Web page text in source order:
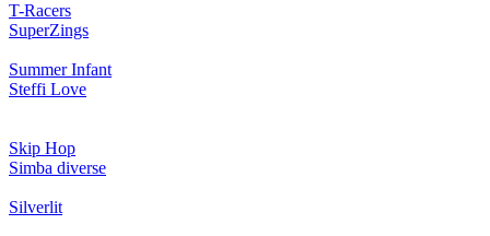
T-Racers
SuperZings
Summer Infant
Steffi Love
Skip Hop
Simba diverse
Silverlit